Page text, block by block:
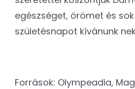
egészséget, örömet és
születésnapot kívánunk
Források: Olympeadia,